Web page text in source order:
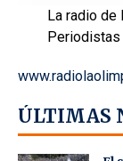
La radio de
ÚLTIMAS